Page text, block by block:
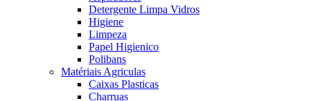
Detergente Limpa Vidros
Higiene
Limpeza
Papel Higienico
Polibans
Matériais Agriculas
Caixas Plasticas
Charruas